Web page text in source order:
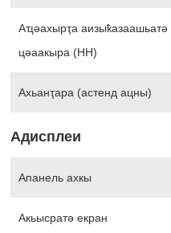
Аҵәахырҭа аизыҟазаашьатә
цәаакыра (HH)
Ахьанҭара (астенд ацны)
Адисплеи
Апанель ахкы
Акьысратә екран